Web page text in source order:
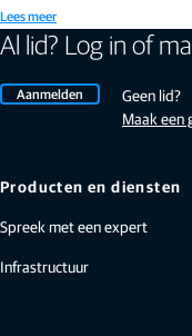
Lees meer
Al lid? Log in of
Aanmelden
Geen lid?
Maak een
Producten en diensten
Spreek met een expert
Infrastructuur